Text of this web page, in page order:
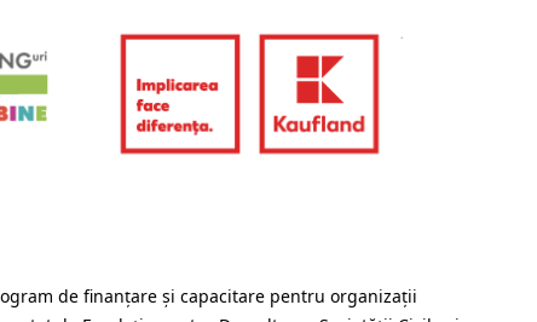
de finanțare și capacitare pentru organizații